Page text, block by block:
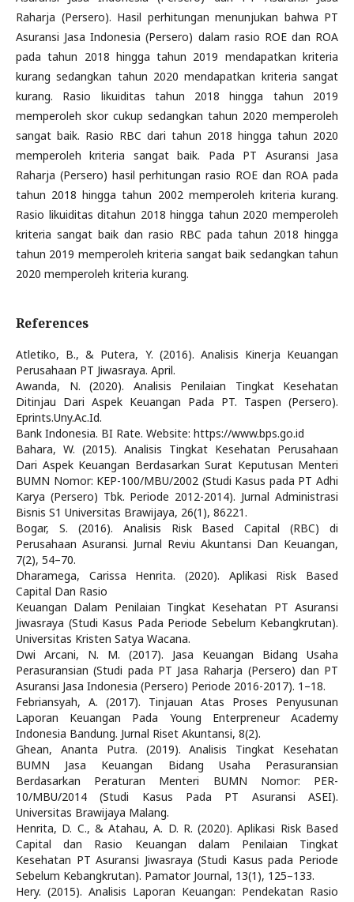
Raharja (Persero). Hasil perhitungan menunjukan bahwa PT
Asuransi Jasa Indonesia (Persero) dalam rasio ROE dan ROA
pada tahun 2018 hingga tahun 2019 mendapatkan kriteria
kurang sedangkan tahun 2020 mendapatkan kriteria sangat
kurang. Rasio likuiditas tahun 2018 hingga tahun 2019
memperoleh skor cukup sedangkan tahun 2020 memperoleh
sangat baik. Rasio RBC dari tahun 2018 hingga tahun 2020
memperoleh kriteria sangat baik. Pada PT Asuransi Jasa
Raharja (Persero) hasil perhitungan rasio ROE dan ROA pada
tahun 2018 hingga tahun 2002 memperoleh kriteria kurang.
Rasio likuiditas ditahun 2018 hingga tahun 2020 memperoleh
kriteria sangat baik dan rasio RBC pada tahun 2018 hingga
tahun 2019 memperoleh kriteria sangat baik sedangkan tahun
2020 memperoleh kriteria kurang.
References
Atletiko, B., & Putera, Y. (2016). Analisis Kinerja Keuangan
Perusahaan PT Jiwasraya. April.
Awanda, N. (2020). Analisis Penilaian Tingkat Kesehatan
Ditinjau Dari Aspek Keuangan Pada PT. Taspen (Persero).
Eprints.Uny.Ac.Id.
Bank Indonesia. BI Rate. Website: https://www.bps.go.id
Bahara, W. (2015). Analisis Tingkat Kesehatan Perusahaan
Dari Aspek Keuangan Berdasarkan Surat Keputusan Menteri
BUMN Nomor: KEP-100/MBU/2002 (Studi Kasus pada PT Adhi
Karya (Persero) Tbk. Periode 2012-2014). Jurnal Administrasi
Bisnis S1 Universitas Brawijaya, 26(1), 86221.
Bogar, S. (2016). Analisis Risk Based Capital (RBC) di
Perusahaan Asuransi. Jurnal Reviu Akuntansi Dan Keuangan,
7(2), 54–70.
Dharamega, Carissa Henrita. (2020). Aplikasi Risk Based
Capital Dan Rasio
Keuangan Dalam Penilaian Tingkat Kesehatan PT Asuransi
Jiwasraya (Studi Kasus Pada Periode Sebelum Kebangkrutan).
Universitas Kristen Satya Wacana.
Dwi Arcani, N. M. (2017). Jasa Keuangan Bidang Usaha
Perasuransian (Studi pada PT Jasa Raharja (Persero) dan PT
Asuransi Jasa Indonesia (Persero) Periode 2016-2017). 1–18.
Febriansyah, A. (2017). Tinjauan Atas Proses Penyusunan
Laporan Keuangan Pada Young Enterpreneur Academy
Indonesia Bandung. Jurnal Riset Akuntansi, 8(2).
Ghean, Ananta Putra. (2019). Analisis Tingkat Kesehatan
BUMN Jasa Keuangan Bidang Usaha Perasuransian
Berdasarkan Peraturan Menteri BUMN Nomor: PER-
10/MBU/2014 (Studi Kasus Pada PT Asuransi ASEI).
Universitas Brawijaya Malang.
Henrita, D. C., & Atahau, A. D. R. (2020). Aplikasi Risk Based
Capital dan Rasio Keuangan dalam Penilaian Tingkat
Kesehatan PT Asuransi Jiwasraya (Studi Kasus pada Periode
Sebelum Kebangkrutan). Pamator Journal, 13(1), 125–133.
Hery. (2015). Analisis Laporan Keuangan: Pendekatan Rasio